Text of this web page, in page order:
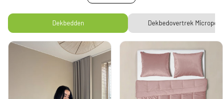
Dekbedden Dekbedovertrek